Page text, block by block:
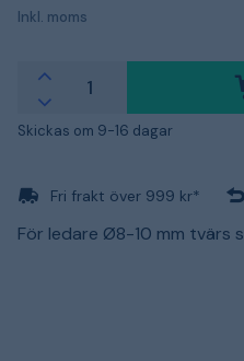
Inkl. moms
Skickas om 9-16 dagar
Fri frakt över 999 kr*
För ledare Ø8-10 mm tvärs